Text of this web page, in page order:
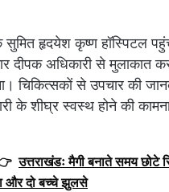
हृदयेश कृष्ण हॉस्पिटल
दीपक अधिकारी से मुलाकात
चिकित्सकों से उपचार की
के शीघ्र स्वस्थ होने की
उत्तराखंडः मैगी बनाते समय
और दो बच्चे झुलसे